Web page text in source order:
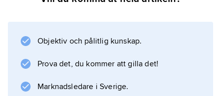
bl.a. nilabborre, lever i sötvatten i
De blir 30–200 cm långa och är kraftigt
ögon. De flesta arterna utnyttjas som mat- och
sportfisk.
Objektiv och pålitlig kunskap.
Prova det, du kommer att gilla det!
Marknadsledare i Sverige.